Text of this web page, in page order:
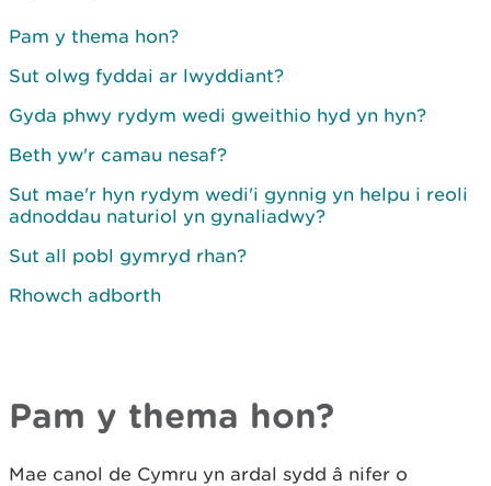
Pam y thema hon?
Sut olwg fyddai ar lwyddiant?
Gyda phwy rydym wedi gweithio hyd yn hyn?
Beth yw'r camau nesaf?
Sut mae'r hyn rydym wedi'i gynnig yn helpu i reoli
adnoddau naturiol yn gynaliadwy?
Sut all pobl gymryd rhan?
Rhowch adborth
Pam y thema hon?
Mae canol de Cymru yn ardal sydd â nifer o